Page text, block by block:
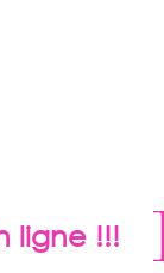
ligne !!!